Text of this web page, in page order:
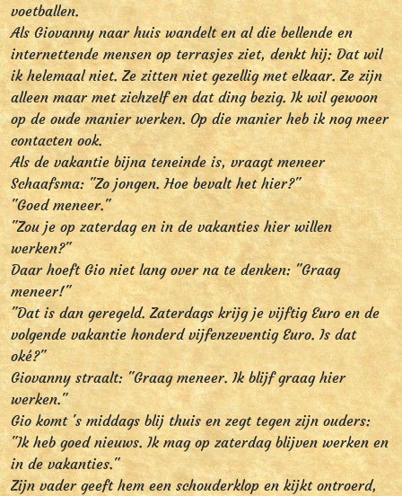
voetballen.
Als Giovanny naar huis wandelt en al die bellende en
internettende mensen op terrasjes ziet, denkt hij: Dat wil
ik helemaal niet. Ze zitten niet gezellig met elkaar. Ze zijn
alleen maar met zichzelf en dat ding bezig. Ik wil gewoon
op de oude manier werken. Op die manier heb ik nog meer
contacten ook.
Als de vakantie bijna teneinde is, vraagt meneer
Schaafsma: "Zo jongen. Hoe bevalt het hier?"
"Goed meneer."
"Zou je op zaterdag en in de vakanties hier willen
werken?"
Daar hoeft Gio niet lang over na te denken: "Graag
meneer!"
"Dat is dan geregeld. Zaterdags krijg je vijftig Euro en de
volgende vakantie honderd vijfenzeventig Euro. Is dat
oké?"
Giovanny straalt: "Graag meneer. Ik blijf graag hier
werken."
Gio komt 's middags blij thuis en zegt tegen zijn ouders:
"Ik heb goed nieuws. Ik mag op zaterdag blijven werken en
in de vakanties."
Zijn vader geeft hem een schouderklop en kijkt ontroerd,